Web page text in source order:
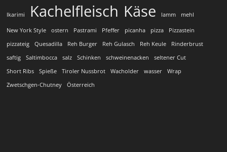
Ikarimi Kachelfleisch Käse lamm mehl
New York Style ostern Pastrami Pfeffer picanha pizza
Pizzastein
pizzateig
Quesadilla Reh Burger Reh Gulasch Reh Keule
Rinderbrust
saftig
Saltimbocca salz Schinken schweinenacken
seltener Cut
Short Ribs
Spieße Tiroler Nussbrot Wacholder wasser
Wrap
Zwetschgen-Chutney
Österreich